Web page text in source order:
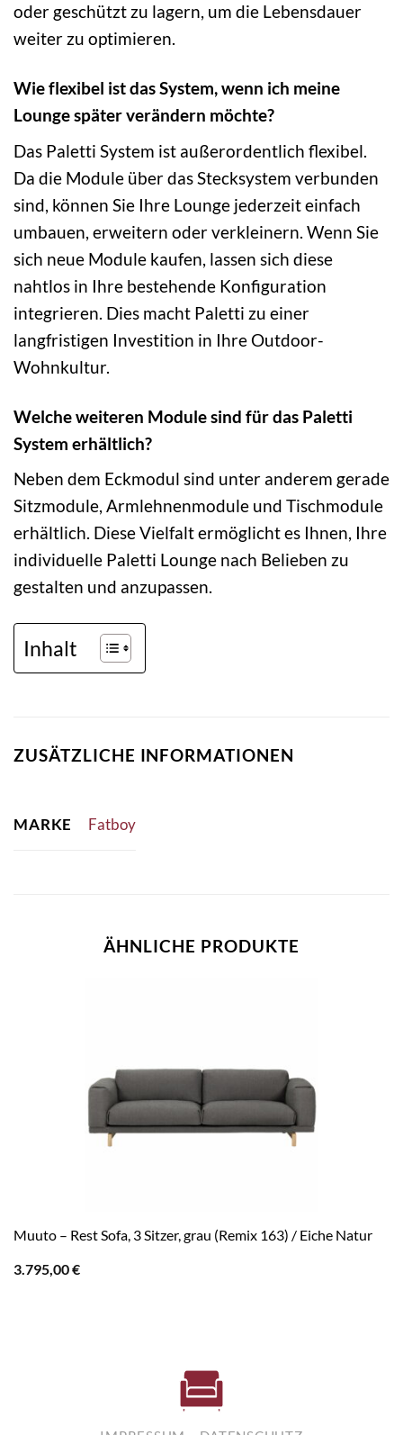
oder geschützt zu lagern, um die Lebensdauer
weiter zu optimieren.
Wie flexibel ist das System, wenn ich meine
Lounge später verändern möchte?
Das Paletti System ist außerordentlich flexibel.
Da die Module über das Stecksystem verbunden
sind, können Sie Ihre Lounge jederzeit einfach
umbauen, erweitern oder verkleinern. Wenn Sie
sich neue Module kaufen, lassen sich diese
nahtlos in Ihre bestehende Konfiguration
integrieren. Dies macht Paletti zu einer
langfristigen Investition in Ihre Outdoor-
Wohnkultur.
Welche weiteren Module sind für das Paletti
System erhältlich?
Neben dem Eckmodul sind unter anderem gerade
Sitzmodule, Armlehnenmodule und Tischmodule
erhältlich. Diese Vielfalt ermöglicht es Ihnen, Ihre
individuelle Paletti Lounge nach Belieben zu
gestalten und anzupassen.
Inhalt
ZUSÄTZLICHE INFORMATIONEN
MARKE Fatboy
ÄHNLICHE PRODUKTE
Muuto – Rest Sofa, 3 Sitzer, grau (Remix 163) / Eiche Natur
3.795,00€